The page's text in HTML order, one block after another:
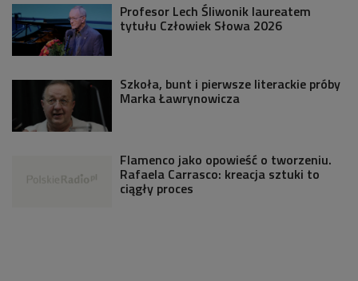
Profesor Lech Śliwonik laureatem
tytułu Człowiek Słowa 2026
Szkoła, bunt i pierwsze literackie próby
Marka Ławrynowicza
Flamenco jako opowieść o tworzeniu.
Rafaela Carrasco: kreacja sztuki to
ciągły proces